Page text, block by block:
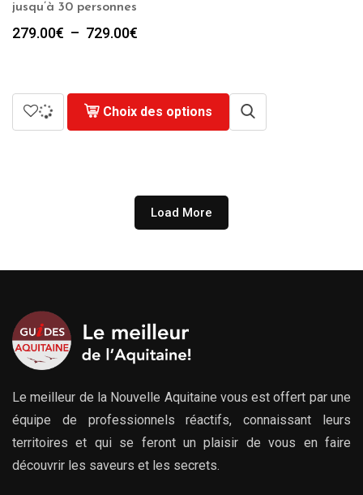
jusqu’à 30 personnes
279.00€ – 729.00€
à
Choix des options
Load More
Le meilleur de la Nouvelle Aquitaine vous est offert par une
équipe de professionnels réactifs, connaissant leurs
territoires et qui se feront un plaisir de vous en faire
découvrir les saveurs et les secrets.